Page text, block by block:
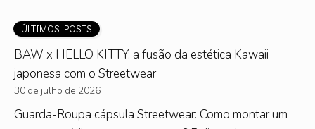
ÚLTIMOS POSTS
BAW x HELLO KITTY: a fusão da estética Kawaii
japonesa com o Streetwear
30 de julho de 2026
Guarda-Roupa cápsula Streetwear: Como montar um